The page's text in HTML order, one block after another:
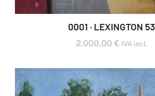
0001 · LEXINGTON 53
2.000,00 € IVA incl.